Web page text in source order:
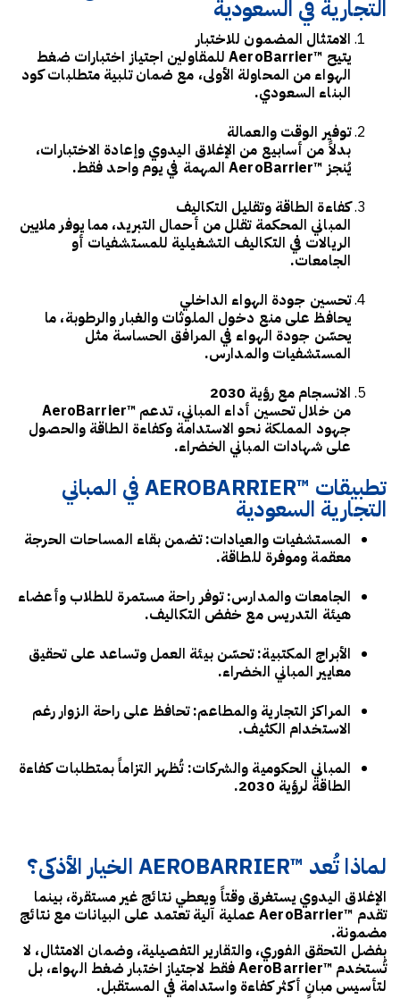
التجارية في السعودية
الامتثال المضمون للاختبار
يتيح ™AeroBarrier للمقاولين اجتياز اختبارات ضغط
الهواء من المحاولة الأولى، مع ضمان تلبية متطلبات كود
البناء السعودي.
توفير الوقت والعمالة
بدلاً من أسابيع من الإغلاق اليدوي وإعادة الاختبارات،
يُنجز ™AeroBarrier المهمة في يوم واحد فقط.
كفاءة الطاقة وتقليل التكاليف
المباني المحكمة تقلل من أحمال التبريد، مما يوفر ملايين
الريالات في التكاليف التشغيلية للمستشفيات أو
الجامعات.
تحسين جودة الهواء الداخلي
يحافظ على منع دخول الملوثات والغبار والرطوبة، ما
يحسّن جودة الهواء في المرافق الحساسة مثل
المستشفيات والمدارس.
الانسجام مع رؤية 2030
من خلال تحسين أداء المباني، تدعم ™AeroBarrier
جهود المملكة نحو الاستدامة وكفاءة الطاقة والحصول
على شهادات المباني الخضراء.
تطبيقات ™AEROBARRIER في المباني
التجارية السعودية
المستشفيات والعيادات:تضمن بقاء المساحات الحرجة
معقمة وموفرة للطاقة.
الجامعات والمدارس:توفر راحة مستمرة للطلاب وأعضاء
هيئة التدريس مع خفض التكاليف.
الأبراج المكتبية:تحسّن بيئة العمل وتساعد على تحقيق
معايير المباني الخضراء.
المراكز التجارية والمطاعم:تحافظ على راحة الزوار رغم
الاستخدام الكثيف.
المباني الحكومية والشركات: تُظهر التزاماً بمتطلبات كفاءة
الطاقة لرؤية 2030.
لماذا تُعد ™AEROBARRIER الخيار الأذكى؟
الإغلاق اليدوي يستغرق وقتاً ويعطي نتائج غير مستقرة، بينما
تقدم ™AeroBarrier عملية آلية تعتمد على البيانات مع نتائج
مضمونة.
بفضل التحقق الفوري، والتقارير التفصيلية، وضمان الامتثال، لا
تُستخدم ™AeroBarrier فقط لاجتياز اختبار ضغط الهواء، بل
لتأسيس مبانٍ أكثر كفاءة واستدامة في المستقبل.